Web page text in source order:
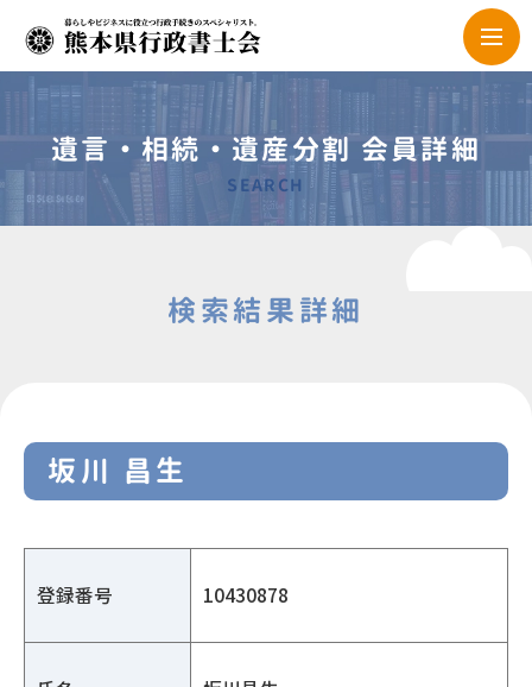
遺言・相続・遺産分割 会員詳細
SEARCH
検索結果詳細
坂川 昌生
登録番号 10430878